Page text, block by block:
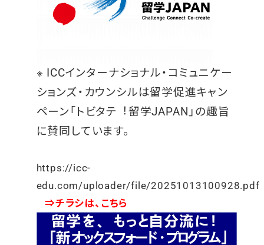
※ ICCインターナショナル・コミュニケー
ションズ・カウンシルは留学促進キャン
ペーン「トビタテ︕留学JAPAN」の趣旨
に賛同しています。
https://icc-
edu.com/uploader/file/20251013100928.pdf
⇒チラシは、こちら